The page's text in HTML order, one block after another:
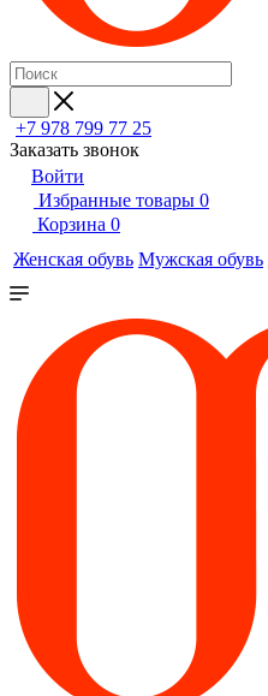
+7 978 799 77 25
Заказать звонок
Войти
Избранные товары 0
Корзина 0
Женская обувь Мужская обувь